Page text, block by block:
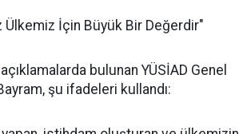
Ülkemiz İçin Büyük Bir Değerdir"
bulunan YÜSİAD Genel
şu ifadeleri kullandı: